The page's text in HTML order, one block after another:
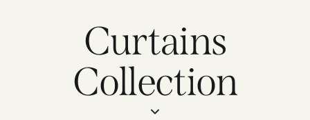
Curtains
Collection